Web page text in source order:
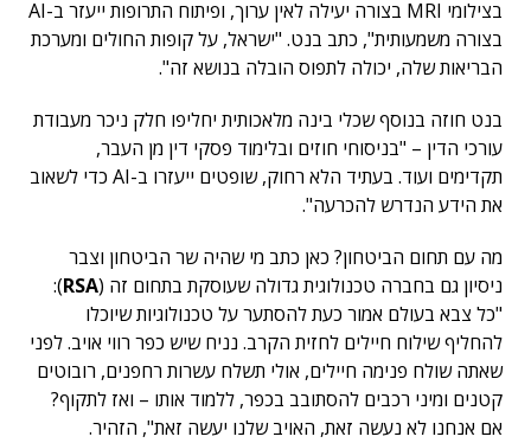
בצילומי MRI בצורה יעילה לאין ערוך, ופיתוח התרופות ייעזר ב-AI
בצורה משמעותית", כתב בנט. "ישראל, על קופות החולים ומערכת
הבריאות שלה, יכולה לתפוס הובלה בנושא זה".
בנט חוזה בנוסף שכלי בינה מלאכותית יחליפו חלק ניכר מעבודת
עורכי הדין – "בניסוחי חוזים ובלימוד פסקי דין מן העבר,
תקדימים ועוד. בעתיד הלא רחוק, שופטים ייעזרו ב-AI כדי לשאוב
את הידע הנדרש להכרעה".
מה עם תחום הביטחון? כאן כתב מי שהיה שר הביטחון וצבר
ניסיון גם בחברה טכנולוגית גדולה שעוסקת בתחום זה (RSA
):
"כל צבא בעולם אמור כעת להסתער על טכנולוגיות שיוכלו
להחליף שילוח חיילים לחזית הקרב. נניח שיש כפר רווי אויב. לפני
שאתה שולח פנימה חיילים, אולי תשלח עשרות רחפנים, רובוטים
קטנים ומיני רכבים להסתובב בכפר, ללמוד אותו – ואז לתקוף?
אם אנחנו לא נעשה זאת, האויב שלנו יעשה זאת", הזהיר.